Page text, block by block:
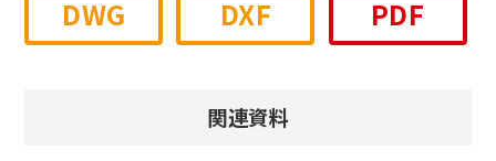
DWG DXF PDF
関連資料